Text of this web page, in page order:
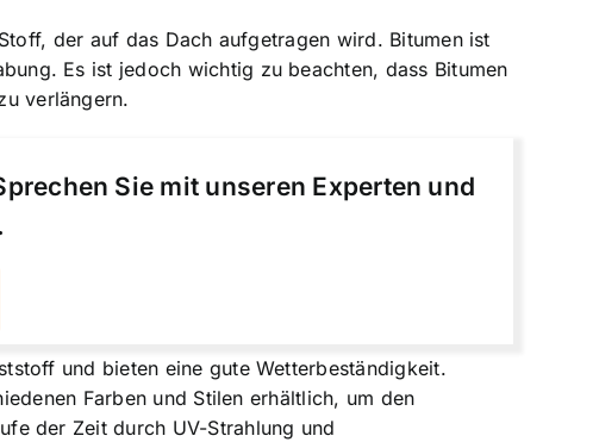
der auf das Dach aufgetragen wird. Bitumen ist
Es ist jedoch wichtig zu beachten, dass Bitumen
verlängern.
Sie mit unseren Experten und
und bieten eine gute Wetterbeständigkeit.
Farben und Stilen erhältlich, um den
der Zeit durch UV-Strahlung und